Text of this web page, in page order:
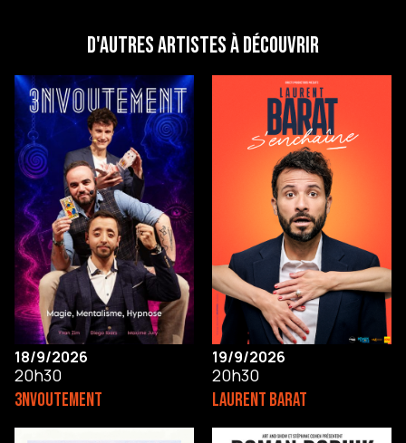
D'autres artistes à découvrir
18/9/2026
20h30
3NVOUTEMENT
19/9/2026
20h30
LAURENT BARAT